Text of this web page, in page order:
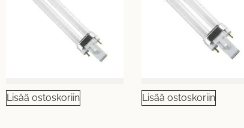
Lisää ostoskoriin Lisää ostoskoriin